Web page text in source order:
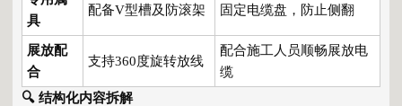
具
配备V型槽及防滚架 固定电缆盘，防止侧翻
展放配
合
支持360度旋转放线
配合施工人员顺畅展放电
缆
🔍 结构化内容拆解